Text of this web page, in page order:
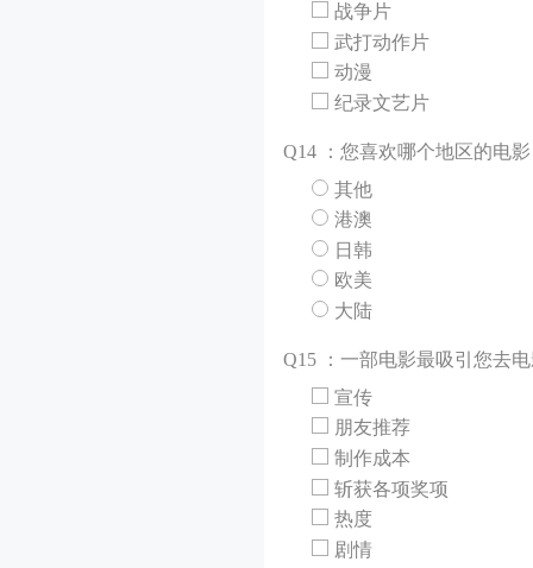
战争片
武打动作片
动漫
纪录文艺片
Q14 ：您喜欢哪个地区的电影
其他
港澳
日韩
欧美
大陆
Q15 ：一部电影最吸引您去
宣传
朋友推荐
制作成本
斩获各项奖项
热度
剧情